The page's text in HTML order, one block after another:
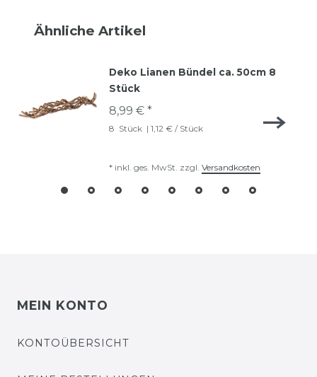
Ähnliche Artikel
Deko Lianen Bündel ca. 50cm 8
Stück
8,99 € *
8 Stück | 1,12 € / Stück
* inkl. ges. MwSt. zzgl. Versandkosten
MEIN KONTO
KONTOÜBERSICHT